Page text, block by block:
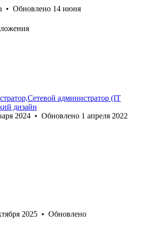
• Обновлено 14 июня
администратор (IT
дизайн
2024 • Обновлено 1 апреля 2022
2025 • Обновлено